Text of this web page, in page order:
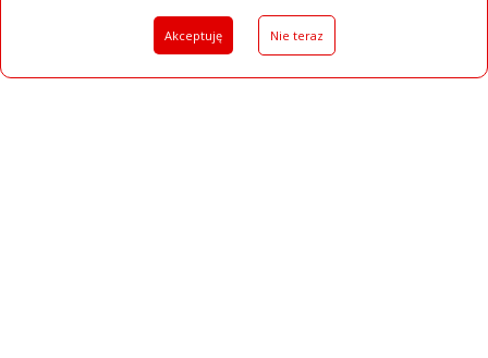
Akceptuję Nie teraz